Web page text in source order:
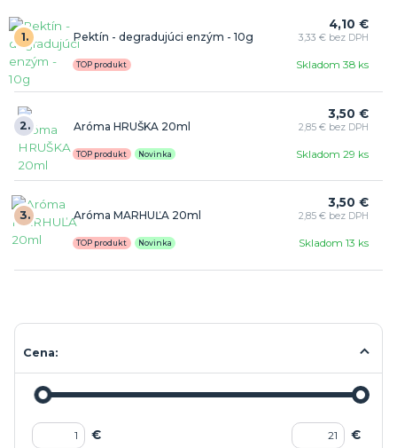
1. Pektín - degradujúci enzým - 10g
Skladom 38 ks
TOP produkt
4,10 €
3,33 € bez DPH
2. Aróma HRUŠKA 20ml
Skladom 29 ks
TOP produkt Novinka
3,50 €
2,85 € bez DPH
3. Aróma MARHUĽA 20ml
Skladom 13 ks
TOP produkt Novinka
3,50 €
2,85 € bez DPH
Cena:
€ €